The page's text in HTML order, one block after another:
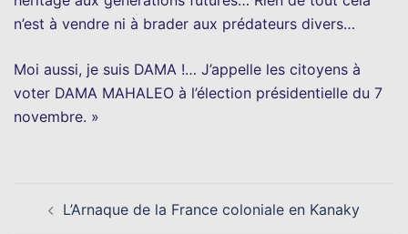
n’est à vendre ni à brader aux prédateurs divers…
Moi aussi, je suis DAMA !… J’appelle les citoyens à
voter DAMA MAHALEO à l’élection présidentielle du 7
novembre. »
d’articleL’Arnaque de la France coloniale en Kanaky